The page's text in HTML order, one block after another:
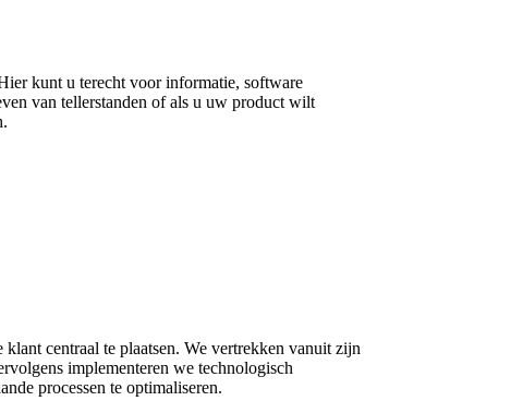
kunt u terecht voor informatie, software
van tellerstanden of als u uw product wilt
centraal te plaatsen. We vertrekken vanuit zijn
implementeren we technologisch
processen te optimaliseren.